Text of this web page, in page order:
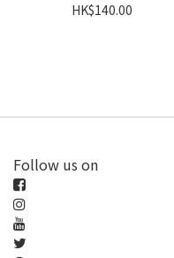
HK$140.00
Follow us on